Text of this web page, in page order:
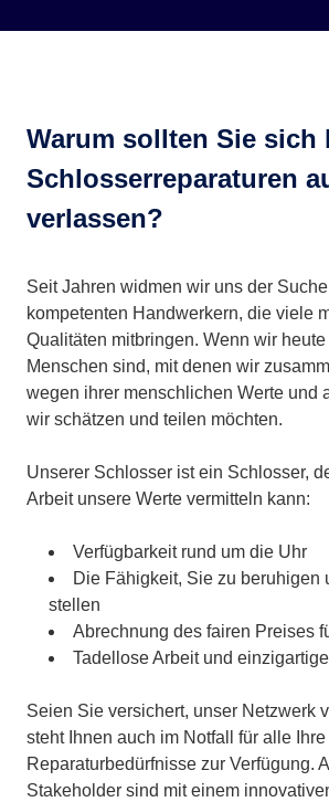
Warum sollten Sie sich
Schlosserreparaturen
verlassen?
Seit Jahren widmen wir uns der
kompetenten Handwerkern, die viele
Qualitäten mitbringen. Wenn wir
Menschen sind, mit denen wir
wegen ihrer menschlichen Werte und
wir schätzen und teilen möchten.
Unserer Schlosser ist ein Schlosser,
Arbeit unsere Werte vermitteln kann:
Verfügbarkeit rund um die Uhr
Die Fähigkeit, Sie zu beruhigen
stellen
Abrechnung des fairen Preises
Tadellose Arbeit und
Seien Sie versichert, unser Netzwerk
steht Ihnen auch im Notfall für alle
Reparaturbedürfnisse zur Verfügung.
Stakeholder sind mit einem